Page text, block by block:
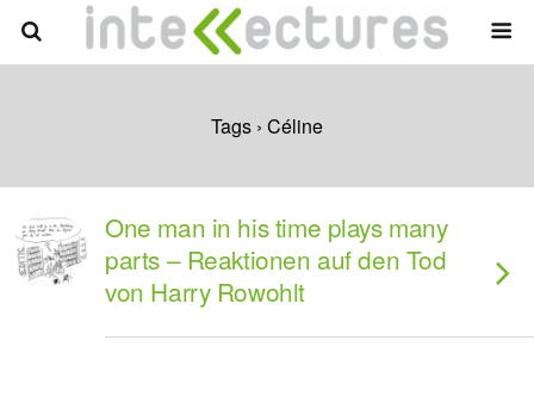
Tags › Céline
One man in his time plays many
parts – Reaktionen auf den Tod
von Harry Rowohlt